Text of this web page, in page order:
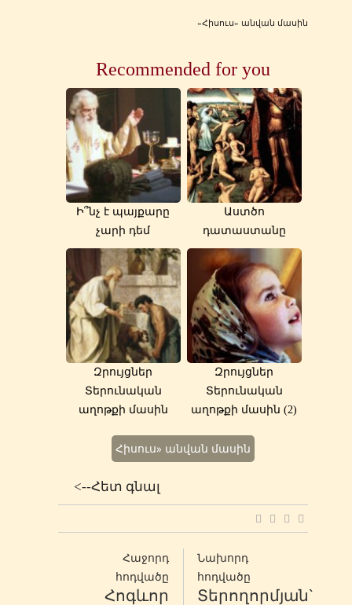
«Հիսուս» անվան մասին
Recommended for you
Ի՞նչ է պայքարը
չարի դեմ
Աստծո
դատաստանը
Զրույցներ
Տերունական
աղոթքի մասին
Զրույցներ
Տերունական
աղոթքի մասին (2)
Հիսուս» անվան մասին
<--Հետ գնալ
Հաջորդ
հոդվածը
Հոգևոր
Նախորդ
հոդվածը
Տերողորմյան`